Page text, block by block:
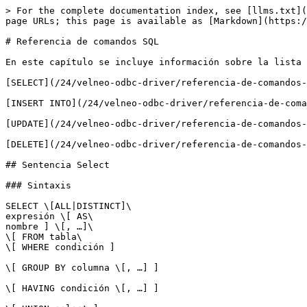
> For the complete documentation index, see [llms.txt](https://doc.velneo.com/llms.txt). Markdown versions of documentation pages are available by appending `.md` to page URLs; this page is available as [Markdown](https://doc.velneo.com/24/velneo-odbc-driver/referencia-de-comandos-sql.md).

# Referencia de comandos SQL

En este capítulo se incluye información sobre la lista de comandos SQL:

[SELECT](/24/velneo-odbc-driver/referencia-de-comandos-sql.md#sentencia-select)

[INSERT INTO](/24/velneo-odbc-driver/referencia-de-comandos-sql.md#sentencia-insert-into)

[UPDATE](/24/velneo-odbc-driver/referencia-de-comandos-sql.md#sentencia-update)

[DELETE](/24/velneo-odbc-driver/referencia-de-comandos-sql.md#sentencia-delete)

## Sentencia Select

### Sintaxis

SELECT \[ALL|DISTINCT]\
expresión \[ AS\
nombre ] \[, …]\
\[ FROM tabla\
\[ WHERE condición ]

\[ GROUP BY columna \[, …] ]

\[ HAVING condición \[, …] ]

\[ UNION select ]

### Entradas

expresión

Nombre de una columna de una tabla o una expresión.

nombre

Especifica otro nombre de columna o una expresión usando la cláusula **AS**. nombre no puede ser usado en la condición **WHERE**. Sí puede, sin embargo, ser referenciado en cláusulas **HAVING** o **GROUP BY** asociadas.

table

Nombre de una tabla existente referenciada por la cláusula **FROM**.

condición

Expresión booleana que devuelva un resultado true or false. Ver la cláusula **WHERE**.

columna

Nombre de una columna de una tabla.

select

Una sentencia select con todas sus funcionalidades excepto la cláusula **ORDER BY**.

### Salidas

rows

Conjunto completo de filas resultantes de la especificación de la consulta.

count

Número de filas devueltas por la consulta.

### Sentencia SELECT simple

Sentencias select que sólo contienen nombres de columna y una única tabla:

**SELECT fieldname FROM tablename**

Ejemplos:

```
SELECT * FROM ANEXOS
```

– Seleccionar todos los registros de todas las columnas de ANEXOS.

```
SELECT CODIGO FROM ANEXOS
SELECT NOMBRE FROM ANEXOS
SELECT CODIGO, NOMBRE FROM ANEXOS
```

– Seleccionar todos los registros de las columnas especificadas de ANEXOS.

### Sentencia Select conteniendo las palabras clave ALL y DISTINCT

Sentencias select que contienen palabras claves cuantificadores. Si no se especifican palabras claves, se tomará **ALL** por defecto.

**SELECT DISTINCT fieldname FROM tablename**\
**SELECT ALL fieldname FROM tablename**

Ejemplos:

```
SELECT ALL * FROM ANEXOS
```

– Seleccionar todos los registros de todas las columnas de ANEXOS.

```
SELECT DISTINCT * FROM ANEXOS
```

– Seleccionar los registros de todas las columnas de ANEXOS, quitando aquellos que tengan valores duplicados en las mismas.

```
SELECT ALL CODIGO FROM ANEXOS
SELECT ALL NOMBRE FROM ANEXOS
SELECT ALL CODIGO, NOMBRE FROM ANEXOS
```

– Seleccionar todos los registros de las columnas especificadas de ANEXOS.

```
SELECT DISTINCT CODIGO FROM ANEXOS
SELECT DISTINCT NOMBRE FROM ANEXOS
SELECT DISTINCT CODIGO, NOMBRE FROM ANEXOS
SELECT DISTINCT SUM(CODIGO) FROM ANEXOS
```

– Seleccionar los registros con valores distintos en las columnas especificadas de ANEXOS.

### Sentencia select con expresiones aritméticas

Los operadores aritméticos manipulan operandos numéricos.

* (unario): hace positivo el operando. &#x20;

  Ejemplo:

```
SELECT +3 FROM ANEXOS;
```

– (unario): niega el